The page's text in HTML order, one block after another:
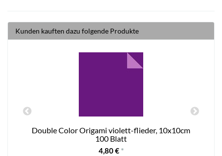
Kunden kauften dazu folgende Produkte
Double Color Origami violett-flieder, 10x10cm
100 Blatt
4,80 € *